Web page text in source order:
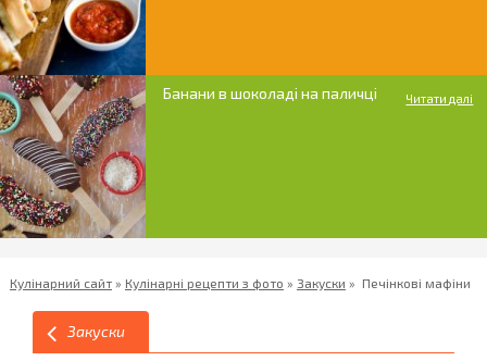
Банани в шоколаді на паличці Читати далі
Кулінарний сайт» Кулінарні рецепти з фото » Закуски » Печінкові мафіни
Закуски